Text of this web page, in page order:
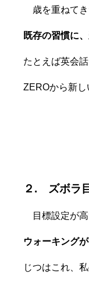
歳を重ねてき
既存の習慣に
たとえば英会
ZEROから新
２. ズボラ
目標設定が高
ウォーキング
じつはこれ、